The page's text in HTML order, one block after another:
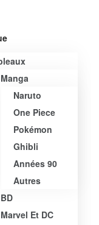
Manga
Naruto
One Piece
Pokémon
Ghibli
Années 90
Autres
BD
Marvel Et DC